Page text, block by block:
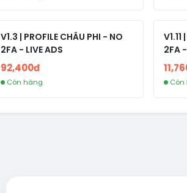
V1.3 | PROFILE CHÂU PHI - NO
2FA - LIVE ADS
92,400đ
Còn hàng
2FA
Còn